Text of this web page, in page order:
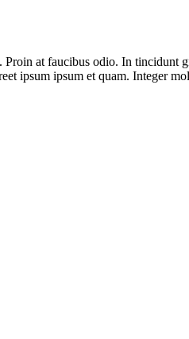
Proin at faucibus odio. In tincidunt
ipsum ipsum et quam. Integer